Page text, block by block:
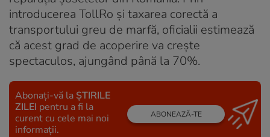
introducerea TollRo și taxarea corectă a
transportului greu de marfă, oficialii estimează
că acest grad de acoperire va crește
spectaculos, ajungând până la 70%.
Abonați-vă la ȘTIRILE
ZILEI pentru a fi la
curent cu cele mai noi
informații.
ABONEAZĂ-TE